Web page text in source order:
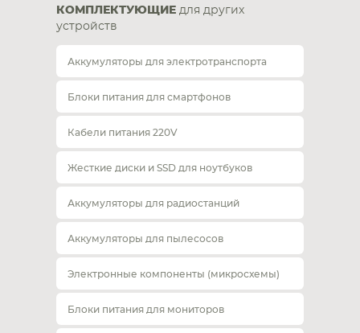
КОМПЛЕКТУЮЩИЕ для других
устройств
Аккумуляторы для электротранспорта
Блоки питания для смартфонов
Кабели питания 220V
Жесткие диски и SSD для ноутбуков
Аккумуляторы для радиостанций
Аккумуляторы для пылесосов
Электронные компоненты (микросхемы)
Блоки питания для мониторов